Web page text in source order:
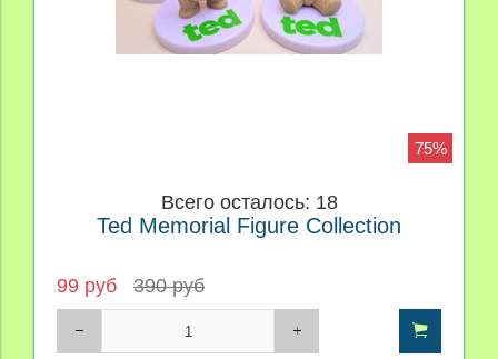
75%
Всего осталось: 18
Ted Memorial Figure Collection
99 руб 390 руб